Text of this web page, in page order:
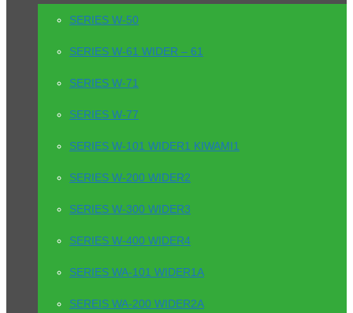
SERIES W-50
SERIES W-61 WIDER – 61
SERIES W-71
SERIES W-77
SERIES W-101 WIDER1 KIWAMI1
SERIES W-200 WIDER2
SERIES W-300 WIDER3
SERIES W-400 WIDER4
SERIES WA-101 WIDER1A
SEREIS WA-200 WIDER2A